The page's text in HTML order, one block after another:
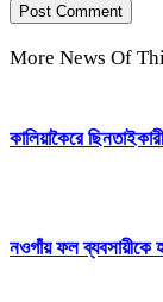
More News Of
কালিয়াকৈরে
নওগাঁয় ফল ব্যবসায়ীকে